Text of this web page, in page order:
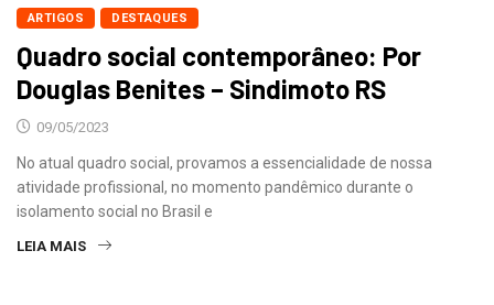
ARTIGOS DESTAQUES
Quadro social contemporâneo: Por
Douglas Benites – Sindimoto RS
09/05/2023
No atual quadro social, provamos a essencialidade de nossa
atividade profissional, no momento pandêmico durante o
isolamento social no Brasil e
LEIA MAIS